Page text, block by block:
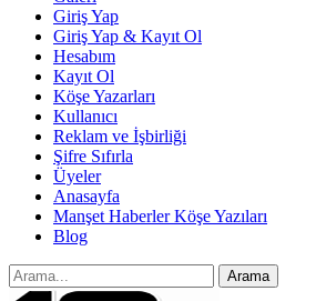
Giriş Yap
Giriş Yap & Kayıt Ol
Hesabım
Kayıt Ol
Köşe Yazarları
Kullanıcı
Reklam ve İşbirliği
Şifre Sıfırla
Üyeler
Anasayfa
Manşet Haberler Köşe Yazıları
Blog